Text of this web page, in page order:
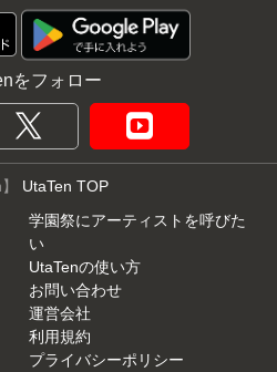
をフォロー
UtaTen TOP
学園祭にアーティストを呼びた
い
UtaTenの使い方
お問い合わせ
運営会社
利用規約
プライバシーポリシー